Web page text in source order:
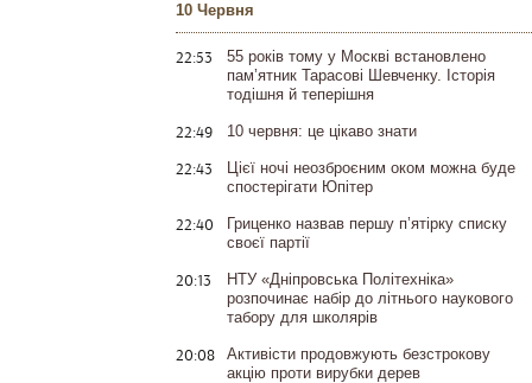
10 Червня
22:53
55 років тому у Москві встановлено
пам’ятник Тарасові Шевченку. Історія
тодішня й теперішня
22:49 10 червня: це цікаво знати
22:43
Цієї ночі неозброєним оком можна буде
спостерігати Юпітер
22:40
Гриценко назвав першу п’ятірку списку
своєї партії
20:13
НТУ «Дніпровська Політехніка»
розпочинає набір до літнього наукового
табору для школярів
20:08
Активісти продовжують безстрокову
акцію проти вирубки дерев